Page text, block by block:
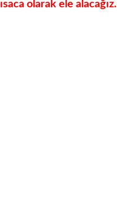
olarak ele alacağız.